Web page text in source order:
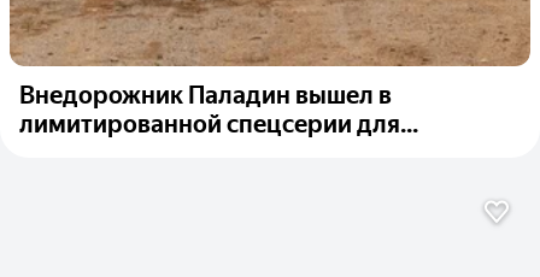
Внедорожник Паладин вышел в
лимитированной спецсерии для...